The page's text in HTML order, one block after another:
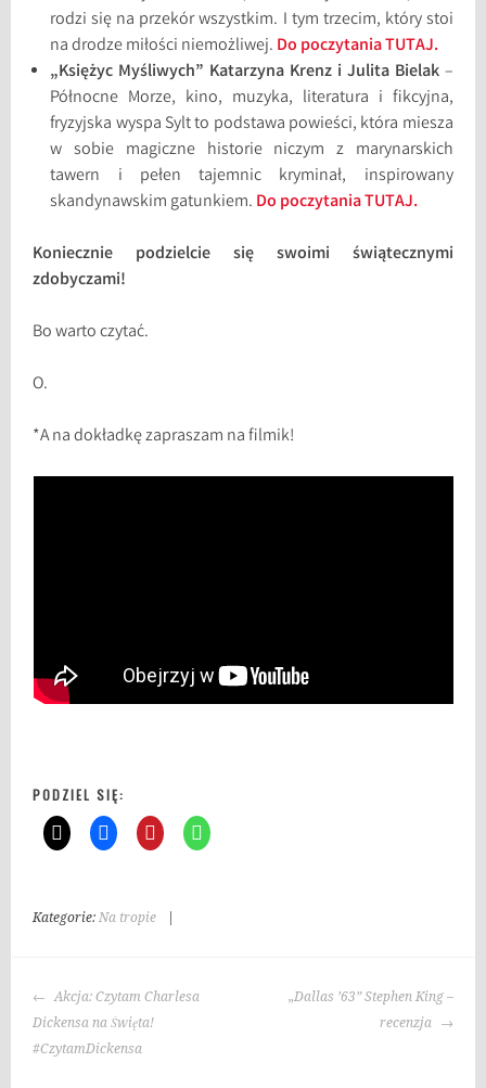
rodzi się na przekór wszystkim. I tym trzecim, który stoi
na drodze miłości niemożliwej. Do poczytania TUTAJ.
„Księżyc Myśliwych” Katarzyna Krenz i Julita Bielak–
Północne Morze, kino, muzyka, literatura i fikcyjna,
fryzyjska wyspa Sylt to podstawa powieści, która miesza
w sobie magiczne historie niczym z marynarskich
tawern i pełen tajemnic kryminał, inspirowany
skandynawskim gatunkiem. Do poczytania TUTAJ.
Koniecznie podzielcie się swoimi świątecznymi
zdobyczami!
Bo warto czytać.
O.
*A na dokładkę zapraszam na filmik!
PODZIEL SIĘ:
Kategorie:Na tropie
i
NAWIGACJA
WPISU
Akcja: Czytam Charlesa
Dickensa na Święta!
#CzytamDickensa
„Dallas ’63” Stephen King –
recenzja